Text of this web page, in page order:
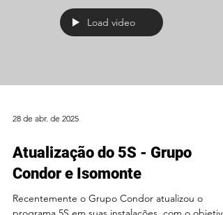
Load video
28 de abr. de 2025
Atualização do 5S - Grupo
Condor e Isomonte
Recentemente o Grupo Condor atualizou o